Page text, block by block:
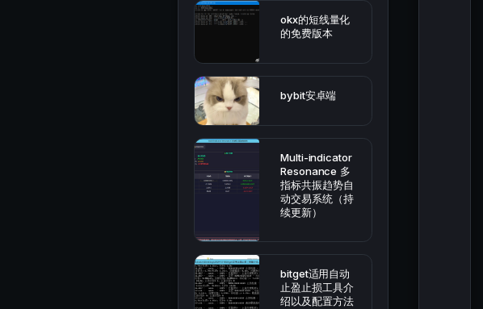
okx的短线量化
的免费版本
bybit安卓端
Multi-indicator
Resonance 多
指标共振趋势自
动交易系统（持
续更新）
bitget适用自动
止盈止损工具介
绍以及配置方法